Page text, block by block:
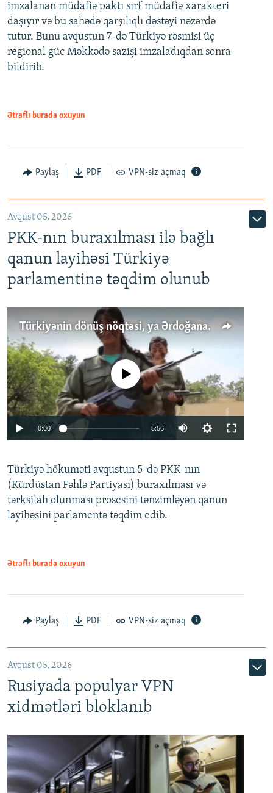
imzalanan müdafiə paktı sırf müdafiə xarakteri
daşıyır və bu sahədə qarşılıqlı dəstəyi nəzərdə
tutur. Bunu avqustun 7-də Türkiyə rəsmisi üç
regional güc Məkkədə sazişi imzaladıqdan sonra
bildirib.
Ətraflı burada oxuyun
Paylaş PDF VPN-siz açmaq
Avqust 05, 2026
PKK-nın buraxılması ilə bağlı
qanun layihəsi Türkiyə
parlamentinə təqdim olunub
Türkiyənin dönüş nöqtəsi, ya Ərdoğana üçüncü şans: PKK ilə qəfil barışıq nə deməkdir?
Auto 240p 360p 480p
720p 1080p
No media source currently available
0:00 5:56
360p
480p
Türkiyə hökuməti avqustun 5-də PKK-nın
(Kürdüstan Fəhlə Partiyası) buraxılması və
tərksilah olunması prosesini tənzimləyən qanun
layihəsini parlamentə təqdim edib.
Ətraflı burada oxuyun
Paylaş PDF VPN-siz açmaq
Avqust 05, 2026
Rusiyada populyar VPN
xidmətləri bloklanıb